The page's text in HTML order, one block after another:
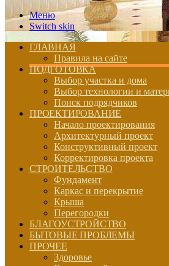
Меню
Switch skin
ГЛАВНАЯ
Правила на сайте
ПОДГОТОВКА
Выбор участка и дома
Выбор технологии и
Поиск подрядчиков
ПРОЕКТИРОВАНИЕ
Начало проектирования
Архитектурный проект
Конструктивный проект
Корректировка проекта
СТРОИТЕЛЬСТВО
Фундамент
Каркас и перекрытие
Крыша
Перегородки
БЛАГОУСТРОЙСТВО
БЫТОВЫЕ ПРОБЛЕМЫ
ПРОЧЕЕ
Здоровье